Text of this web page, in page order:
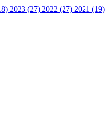
2023 (27) 2022 (27) 2021 (19)